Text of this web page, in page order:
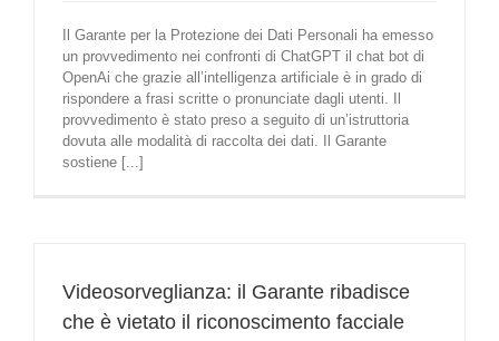
Il Garante per la Protezione dei Dati Personali ha emesso
un provvedimento nei confronti di ChatGPT il chat bot di
OpenAi che grazie all’intelligenza artificiale è in grado di
rispondere a frasi scritte o pronunciate dagli utenti. Il
provvedimento è stato preso a seguito di un’istruttoria
dovuta alle modalità di raccolta dei dati. Il Garante
sostiene [...]
Videosorveglianza: il Garante ribadisce
che è vietato il riconoscimento facciale